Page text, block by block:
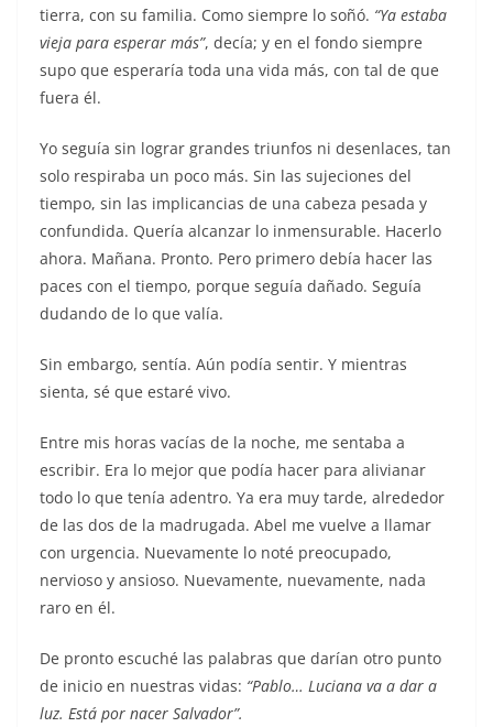
tierra, con su familia. Como siempre lo soñó. “Ya estaba
vieja para esperar más”, decía; y en el fondo siempre
supo que esperaría toda una vida más, con tal de que
fuera él.
Yo seguía sin lograr grandes triunfos ni desenlaces, tan
solo respiraba un poco más. Sin las sujeciones del
tiempo, sin las implicancias de una cabeza pesada y
confundida. Quería alcanzar lo inmensurable. Hacerlo
ahora. Mañana. Pronto. Pero primero debía hacer las
paces con el tiempo, porque seguía dañado. Seguía
dudando de lo que valía.
Sin embargo, sentía. Aún podía sentir. Y mientras
sienta, sé que estaré vivo.
Entre mis horas vacías de la noche, me sentaba a
escribir. Era lo mejor que podía hacer para alivianar
todo lo que tenía adentro. Ya era muy tarde, alrededor
de las dos de la madrugada. Abel me vuelve a llamar
con urgencia. Nuevamente lo noté preocupado,
nervioso y ansioso. Nuevamente, nuevamente, nada
raro en él.
De pronto escuché las palabras que darían otro punto
de inicio en nuestras vidas: “Pablo… Luciana va a dar a
luz. Está por nacer Salvador”.